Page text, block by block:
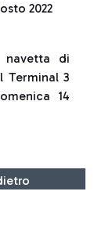
2022
navetta di
Terminal 3
14